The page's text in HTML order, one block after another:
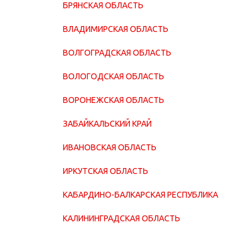
БРЯНСКАЯ ОБЛАСТЬ
ВЛАДИМИРСКАЯ ОБЛАСТЬ
ВОЛГОГРАДСКАЯ ОБЛАСТЬ
ВОЛОГОДСКАЯ ОБЛАСТЬ
ВОРОНЕЖСКАЯ ОБЛАСТЬ
ЗАБАЙКАЛЬСКИЙ КРАЙ
ИВАНОВСКАЯ ОБЛАСТЬ
ИРКУТСКАЯ ОБЛАСТЬ
КАБАРДИНО-БАЛКАРСКАЯ РЕСПУБЛИКА
КАЛИНИНГРАДСКАЯ ОБЛАСТЬ